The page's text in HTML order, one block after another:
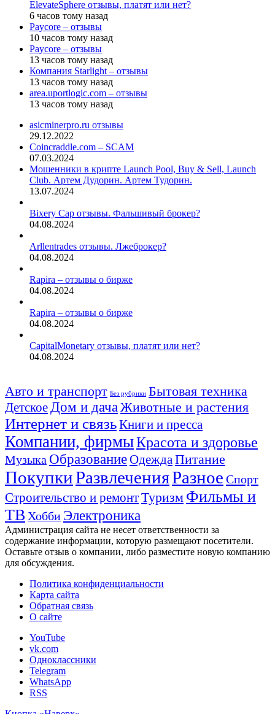
ElevateSphere отзывы, платят или нет?
6 часов тому назад
Paycore – отзывы
10 часов тому назад
Paycore – отзывы
13 часов тому назад
Компания Starlight – отзывы
13 часов тому назад
area.uportlogic.com – отзывы
13 часов тому назад
asicminerpro.ru отзывы
29.12.2022
Coincraddle.com – SCAM
07.03.2024
Мошенники в крипте Launch Pool, Buy & Sell, Launch
Club. Артем Дудорин. Артем Тудорин.
13.07.2024
Bixery Cap отзывы. Фальшивый брокер?
04.08.2024
Arllentrades отзывы. Лжеброкер?
04.08.2024
Rapira – отзывы о бирже
04.08.2024
Rapira – отзывы о бирже
04.08.2024
CapitalMonetary отзывы, платят или нет?
04.08.2024
Авто и транспорт Без рубрики Бытовая техника
Детское Дом и дача Животные и растения
Интернет и связьКниги и пресса
Компании, фирмыКрасота и здоровье
Музыка ОбразованиеОдежда Питание
ПокупкиРазвлеченияРазное Спорт
Строительство и ремонтТуризм Фильмы и
ТВ Хобби Электроника
Администрация сайта не несет ответственности за
содержание информации, которую размещают посетители.
Оставьте отзыв о компании, либо разместите новую компанию
для обсуждения.
Политика конфиденциальности
Карта сайта
Обратная связь
О сайте
YouTube
vk.com
Одноклассники
Telegram
WhatsApp
RSS